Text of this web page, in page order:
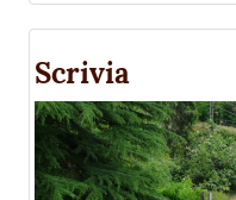
Scrivia